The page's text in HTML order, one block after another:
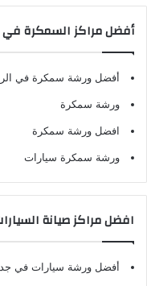
أفضل مراكز السمكرة في
أفضل ورشة سمكرة في
ورشة سمكرة
افضل ورشة سمكرة
ورشة سمكرة سيارات
افضل مراكز صيانة
أفضل ورشة سيارات في